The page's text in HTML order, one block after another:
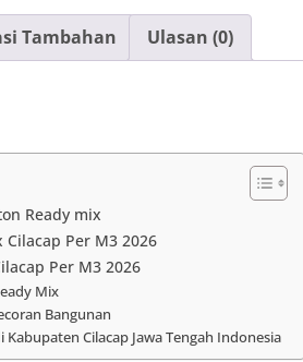
Tambahan Ulasan (0)
Ready mix
Cilacap Per M3 2026
Per M3 2026
Mix
Bangunan
Kabupaten Cilacap Jawa Tengah Indonesia